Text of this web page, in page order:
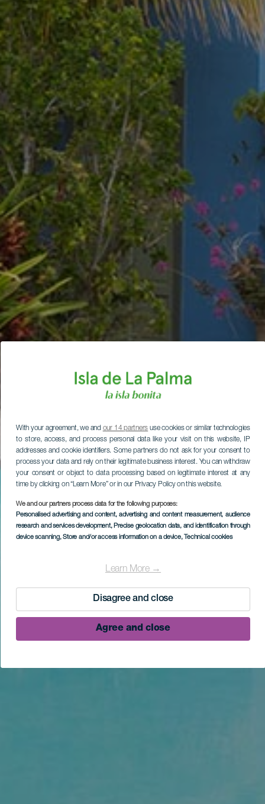
With your agreement, we and our 14 partners use cookies or similar technologies
to store, access, and process personal data like your visit on this website, IP
addresses and cookie identifiers. Some partners do not ask for your consent to
process your data and rely on their legitimate business interest. You can withdraw
your consent or object to data processing based on legitimate interest at any
time by clicking on “Learn More” or in our Privacy Policy on this website.
We and our partners process data for the following purposes:
Personalised advertising and content, advertising and content measurement, audience
research and services development, Precise geolocation data, and identification through
device scanning, Store and/or access information on a device, Technical cookies
Learn More →
Disagree and close
Agree and close